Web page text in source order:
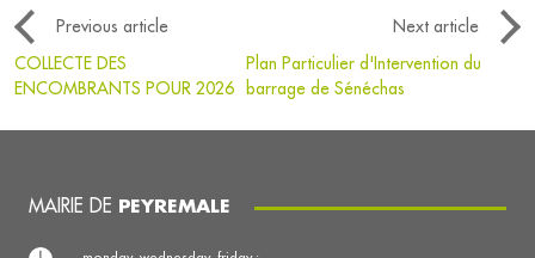
Previous article
Next article
COLLECTE DES
ENCOMBRANTS POUR 2026
Plan Particulier d'Intervention du
barrage de Sénéchas
MAIRIE DE PEYREMALE